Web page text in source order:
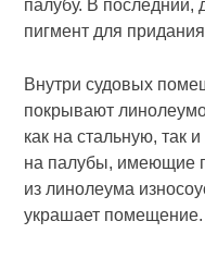
палу­бу. В последний,
пигмент для
Внутри судовых
покрывают
как на стальную, так
на палубы, имеющие
из линолеума
украшает помещение.